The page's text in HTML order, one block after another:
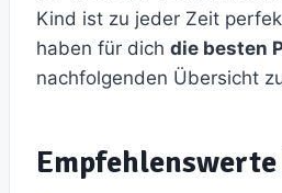
Kind ist zu jeder Zeit
haben für dich die besten
nachfolgenden Übersicht